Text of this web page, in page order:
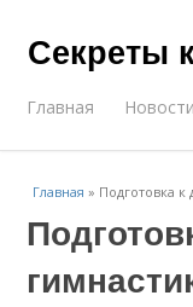
Секреты
Главная Новости
Главная » Подготовка к